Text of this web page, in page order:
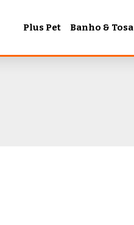
Plus Pet Banho & Tosa